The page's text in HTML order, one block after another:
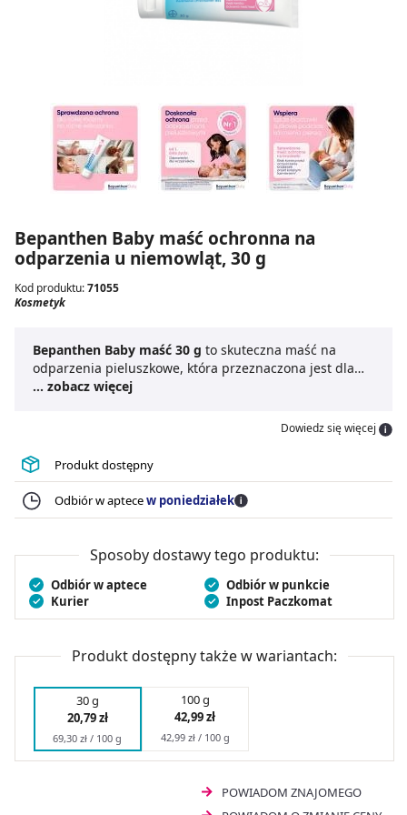
Bepanthen Baby maść ochronna na
odparzenia u niemowląt, 30 g
Kod produktu:71055
Kosmetyk
Bepanthen Baby maść 30 g to skuteczna maść na
odparzenia pieluszkowe, która przeznaczona jest dla
niemowląt od pierwszych dni życia. Kosmetyk
niemowląt to również odpowiednia dawka nawilżenia.
Dzięki zawartym składnikom maść na odparzenia marki
Bepanthen to dobry wybór także dla kobiet karmiących
piersią, którym zależy na odpowiedniej pielęgnacji
być stosowana u wczesniaków.
... zobacz więcej
Dowiedz się więcej
Produkt dostępny
Odbiór w aptecew poniedziałek
Sposoby dostawy tego produktu:
Odbiór w aptece
Odbiór w punkcie
Kurier
Inpost Paczkomat
Produkt dostępny także w wariantach:
30 g
20,79 zł
69,30 zł / 100 g
100 g
42,99 zł
42,99 zł / 100 g
POWIADOM ZNAJOMEGO